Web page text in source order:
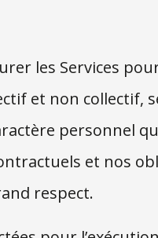
les Services
et non collectif,
personnel
et nos
respect.